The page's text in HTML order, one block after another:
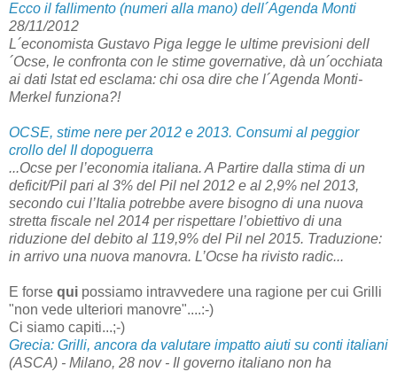
Ecco il fallimento (numeri alla mano) dell´Agenda Monti
28/11/2012
L´economista Gustavo Piga legge le ultime previsioni dell
´Ocse, le confronta con le stime governative, dà un´occhiata
ai dati Istat ed esclama: chi osa dire che l´Agenda Monti-
Merkel funziona?!
OCSE, stime nere per 2012 e 2013. Consumi al peggior
crollo del II dopoguerra
...Ocse per l’economia italiana. A Partire dalla stima di un
deficit/Pil pari al 3% del Pil nel 2012 e al 2,9% nel 2013,
secondo cui l’Italia potrebbe avere bisogno di una nuova
stretta fiscale nel 2014 per rispettare l’obiettivo di una
riduzione del debito al 119,9% del Pil nel 2015. Traduzione:
in arrivo una nuova manovra. L’Ocse ha rivisto radic...
E forse qui possiamo intravvedere una ragione per cui Grilli
"non vede ulteriori manovre"....:-)
Ci siamo capiti...;-)
Grecia: Grilli, ancora da valutare impatto aiuti su conti italiani
(ASCA) - Milano, 28 nov - Il governo italiano non ha